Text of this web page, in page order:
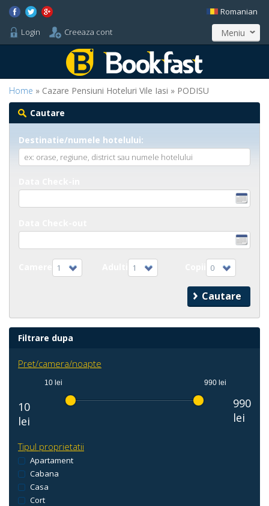
Login Creeaza cont
Romanian
Meniu
Home » Cazare Pensiuni Hoteluri Vile Iasi » PODISU
Cautare
Destinatie/numele hotelului:
1 1 0
Filtrare dupa
Pret/camera/noapte
10
lei
10 lei 990 lei
990
lei
Tipul proprietatii
Apartament
Cabana
Casa
Cort